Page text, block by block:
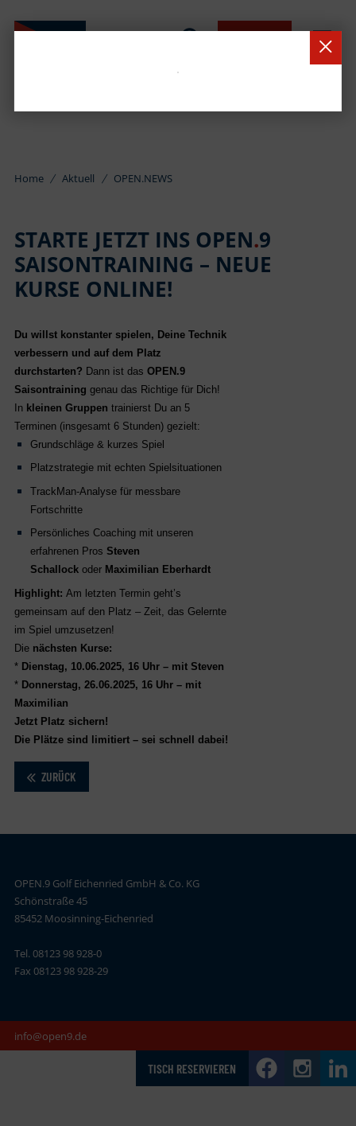
Home Aktuell OPEN.NEWS
STARTE JETZT INS OPEN.9
SAISONTRAINING – NEUE
KURSE ONLINE!
Du willst konstanter spielen, Deine Technik
verbessern und auf dem Platz
durchstarten? Dann ist das OPEN.9
Saisontraining genau das Richtige für Dich!
In kleinen Gruppen trainierst Du an 5
Terminen (insgesamt 6 Stunden) gezielt:
Grundschläge & kurzes Spiel
Platzstrategie mit echten Spielsituationen
TrackMan-Analyse für messbare
Fortschritte
Persönliches Coaching mit unseren
erfahrenen Pros Steven
Schallock oder Maximilian Eberhardt
Highlight: Am letzten Termin geht’s
gemeinsam auf den Platz – Zeit, das Gelernte
im Spiel umzusetzen!
Die nächsten Kurse:
* Dienstag, 10.06.2025, 16 Uhr – mit Steven
* Donnerstag, 26.06.2025, 16 Uhr – mit
Maximilian
Jetzt Platz sichern!
Die Plätze sind limitiert – sei schnell dabei!
ZURÜCK
OPEN.9 Golf Eichenried GmbH & Co. KG
Schönstraße 45
85452 Moosinning-Eichenried
Tel. 08123 98 928-0
Fax 08123 98 928-29
info@open9.de
TISCH RESERVIEREN